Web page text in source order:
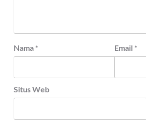
Nama * Email *
Situs Web